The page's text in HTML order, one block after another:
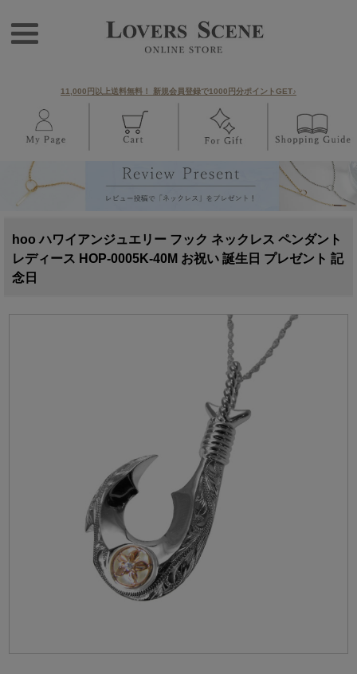
11,000円以上送料無料！ 新規会員登録で1000円分ポイントGET♪
hoo ハワイアンジュエリー フック ネックレス ペンダント
レディース HOP-0005K-40M お祝い 誕生日 プレゼント 記
念日